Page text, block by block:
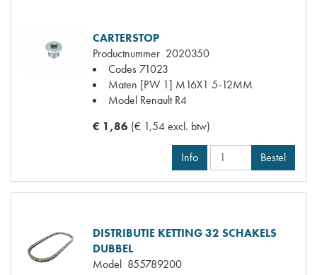
CARTERSTOP
Productnummer 2020350
Codes 71023
Maten [PW 1] M16X1 5-12MM
Model Renault R4
€ 1,86 (€ 1,54 excl. btw)
Info Bestel
DISTRIBUTIE KETTING 32 SCHAKELS
DUBBEL
Model 855789200